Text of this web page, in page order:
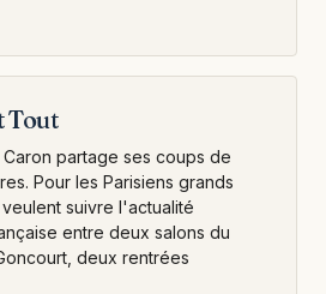
Tout
Caron partage ses coups de
Pour les Parisiens grands
suivre l'actualité
entre deux salons du
deux rentrées